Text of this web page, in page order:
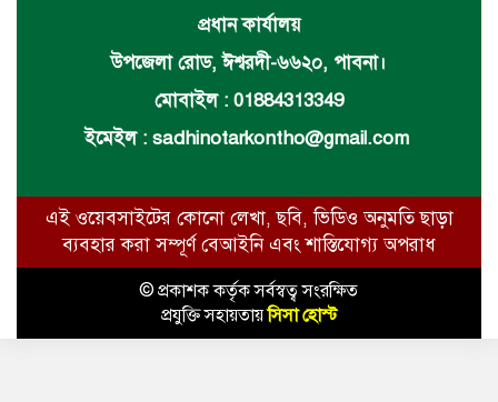
প্রধান কার্যালয়
উপজেলা রোড, ঈশ্বরদী-৬৬২০, পাবনা।
মোবাইল : 01884313349
ইমেইল : sadhinotarkontho@gmail.com
এই ওয়েবসাইটের কোনো লেখা, ছবি, ভিডিও অনুমতি ছাড়া
ব্যবহার করা সম্পূর্ণ বেআইনি এবং শাস্তিযোগ্য অপরাধ
© প্রকাশক কর্তৃক সর্বস্বত্ব সংরক্ষিত
প্রযুক্তি সহায়তায়সিসা হোস্ট